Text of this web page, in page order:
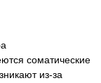
соматические
из-за